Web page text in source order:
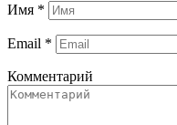
Имя *
Email *
Комментарий